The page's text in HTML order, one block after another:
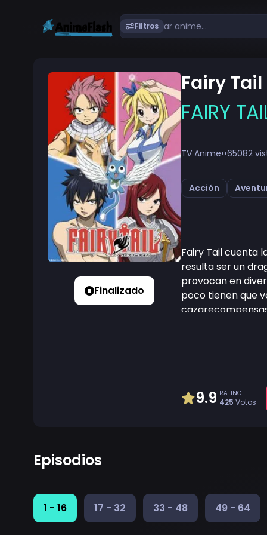
Filtros
Fairy Tail
FAIRY
TV Anime••65082
Acción
Fairy Tail cuenta
resulta ser un
provocan en
poco tienen que
9.9 RATING
425 Votos
Finalizado
Episodios
1 - 16 17 - 32 33 - 48 49 - 64